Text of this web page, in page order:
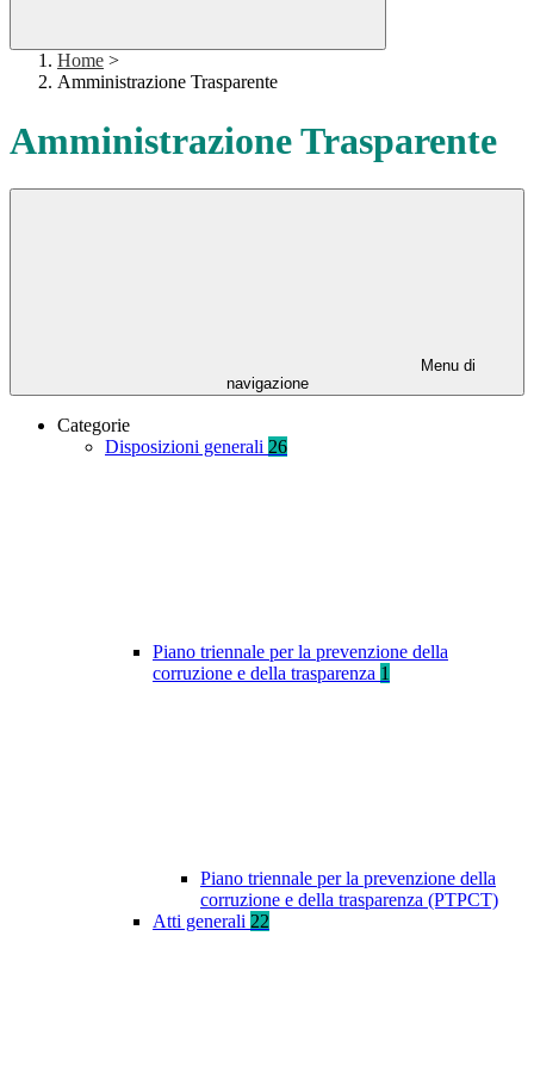
Home >
Amministrazione Trasparente
Amministrazione Trasparente
Menu di
navigazione
Categorie
Disposizioni generali 26
Piano triennale per la prevenzione della
corruzione e della trasparenza 1
Piano triennale per la prevenzione della
corruzione e della trasparenza (PTPCT)
Atti generali 22